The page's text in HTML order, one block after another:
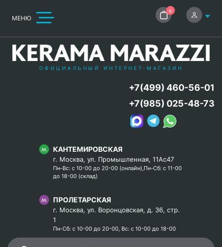
МЕНЮ
0
ОФИЦИАЛЬНЫЙ ИНТЕРНЕТ-МАГАЗИН
КАНТЕМИРОВСКАЯ
г. Москва, ул. Промышленная, 11Ас47
Пн-Вс: с 10-00 до 20-00 (онлайн),Пн-Сб: с 11-00
до 18-00 (склад)
ПРОЛЕТАРСКАЯ
г. Москва, ул. Воронцовская, д. 36, стр.
1
Пн-Сб: с 10-00 до 20-00, Вс: с 10-00 до 18-00
+7(499) 460-56-01
+7(985) 025-48-73